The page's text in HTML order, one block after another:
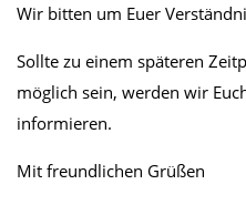
Wir bitten um Euer
Sollte zu einem späteren
möglich sein, werden wir
informieren.
Mit freundlichen Grüßen